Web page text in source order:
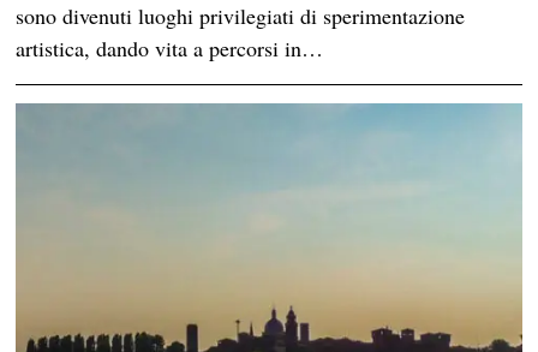
sono divenuti luoghi privilegiati di sperimentazione
artistica, dando vita a percorsi in…